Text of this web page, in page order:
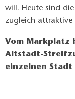
will. Heute sind
zugleich attraktive
Vom Markplatz
Altstadt-
einzelnen Stadt